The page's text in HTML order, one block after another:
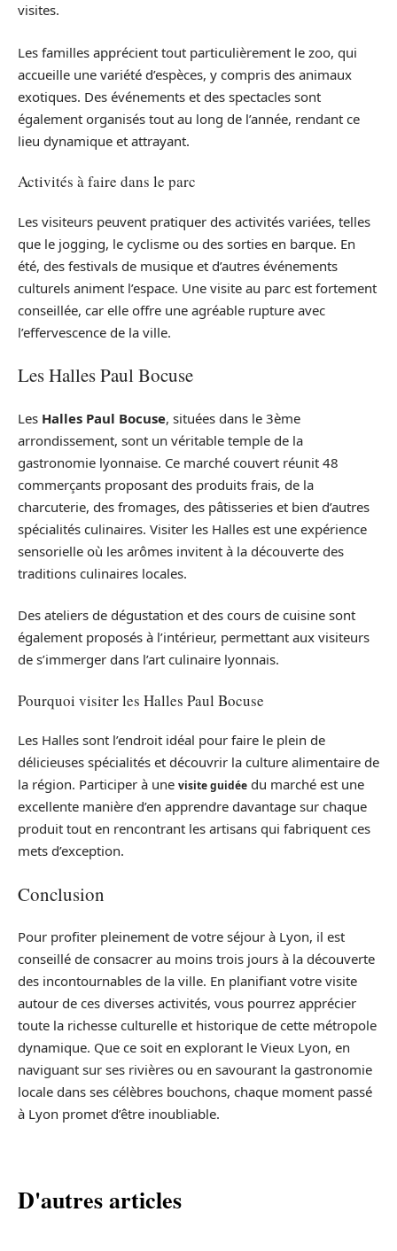
visites.
Les familles apprécient tout particulièrement le zoo, qui
accueille une variété d’espèces, y compris des animaux
exotiques. Des événements et des spectacles sont
également organisés tout au long de l’année, rendant ce
lieu dynamique et attrayant.
Activités à faire dans le parc
Les visiteurs peuvent pratiquer des activités variées, telles
que le jogging, le cyclisme ou des sorties en barque. En
été, des festivals de musique et d’autres événements
culturels animent l’espace. Une visite au parc est fortement
conseillée, car elle offre une agréable rupture avec
l’effervescence de la ville.
Les Halles Paul Bocuse
Les Halles Paul Bocuse, situées dans le 3ème
arrondissement, sont un véritable temple de la
gastronomie lyonnaise. Ce marché couvert réunit 48
commerçants proposant des produits frais, de la
charcuterie, des fromages, des pâtisseries et bien d’autres
spécialités culinaires. Visiter les Halles est une expérience
sensorielle où les arômes invitent à la découverte des
traditions culinaires locales.
Des ateliers de dégustation et des cours de cuisine sont
également proposés à l’intérieur, permettant aux visiteurs
de s’immerger dans l’art culinaire lyonnais.
Pourquoi visiter les Halles Paul Bocuse
Les Halles sont l’endroit idéal pour faire le plein de
délicieuses spécialités et découvrir la culture alimentaire de
la région. Participer à une visite guidée du marché est une
excellente manière d’en apprendre davantage sur chaque
produit tout en rencontrant les artisans qui fabriquent ces
mets d’exception.
Conclusion
Pour profiter pleinement de votre séjour à Lyon, il est
conseillé de consacrer au moins trois jours à la découverte
des incontournables de la ville. En planifiant votre visite
autour de ces diverses activités, vous pourrez apprécier
toute la richesse culturelle et historique de cette métropole
dynamique. Que ce soit en explorant le Vieux Lyon, en
naviguant sur ses rivières ou en savourant la gastronomie
locale dans ses célèbres bouchons, chaque moment passé
à Lyon promet d’être inoubliable.
D'autres articles